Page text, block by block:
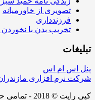
تصویری از خاورمیانه
فرزندداری
تخریب بدن با
تبلیغات
پنل اس ام اس
شرکت نرم افزاری
کپی رایت ©